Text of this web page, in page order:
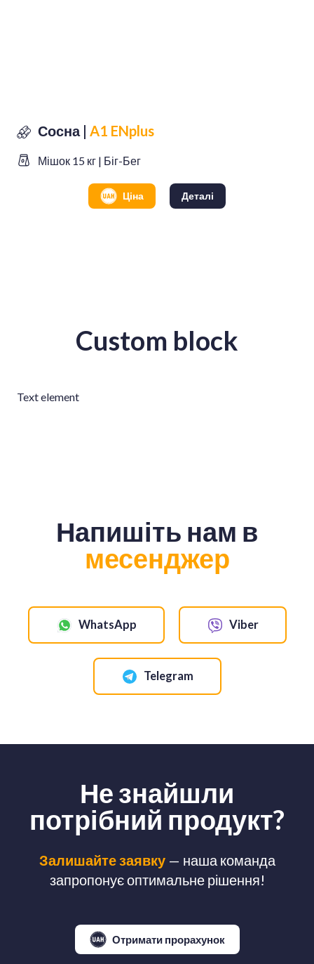
Сосна | A1 ENplus
Мішок 15 кг | Біг-Бег
Ціна Деталі
Custom block
Text element
Напишіть нам в
месенджер
WhatsApp Viber
Telegram
Не знайшли
потрібний продукт?
Залишайте заявку — наша команда
запропонує оптимальне рішення!
Отримати прорахунок